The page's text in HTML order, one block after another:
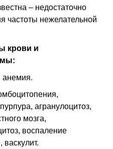
– недостаточно
частоты нежелательной
крови и
анемия.
агранулоцитоз,
мозга,
воспаление